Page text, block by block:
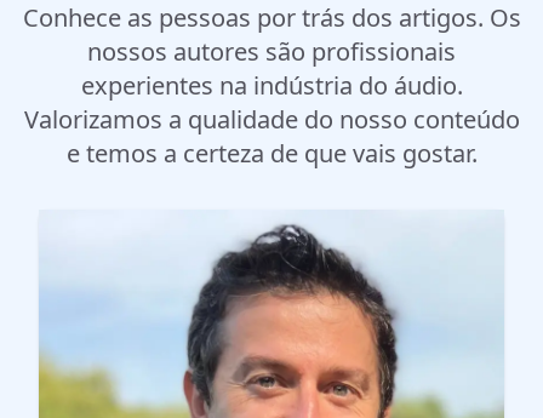
Conhece as pessoas por trás dos artigos. Os
nossos autores são profissionais
experientes na indústria do áudio.
Valorizamos a qualidade do nosso conteúdo
e temos a certeza de que vais gostar.